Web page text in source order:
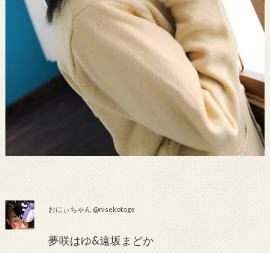
おにぃちゃん @nisekotoge
夢咲はゆ&遠坂まどか